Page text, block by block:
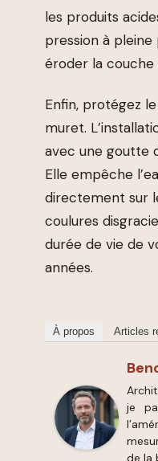
les produits
pression à pleine
éroder la
Enfin, protégez
muret.
avec une goutte
Elle empêche
directement sur
coulures
durée de vie de
années.
À propos Articles
je
de la